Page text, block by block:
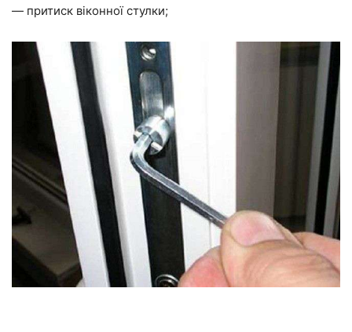
— притиск віконної стулки;